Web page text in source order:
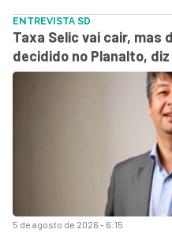
5 de agosto de 2026 - 6:15
ENTREVISTA SD
Taxa Selic vai cair, mas
decidido no Planalto,